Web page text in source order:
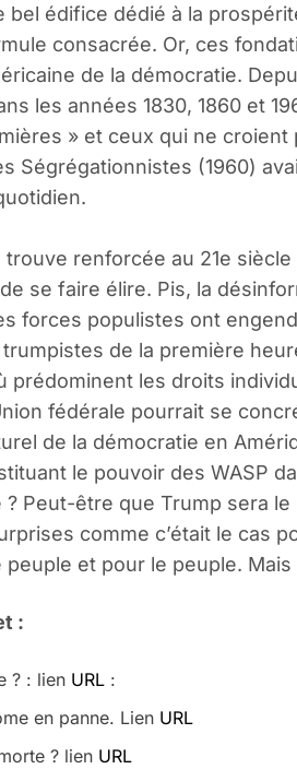
bel édifice dédié à la
consacrée. Or, ces
de la démocratie.
les années 1830, 1860 et
» et ceux qui ne
Ségrégationnistes (1960)
renforcée au 21e
se faire élire. Pis, la
forces populistes ont
de la première
prédominent les droits
fédérale pourrait se
de la démocratie en
le pouvoir des WASP
Peut-être que Trump sera
comme c’était le cas
et pour le peuple.
:
? : lien URL :
en panne. Lien URL
? lien URL